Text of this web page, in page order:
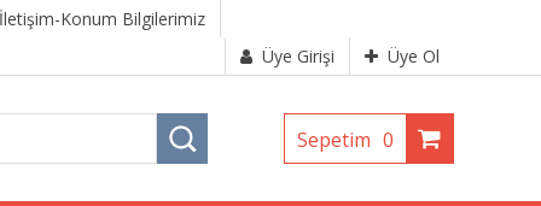
İletişim-Konum Bilgilerimiz
Üye Girişi
Üye Ol
Sepetim 0